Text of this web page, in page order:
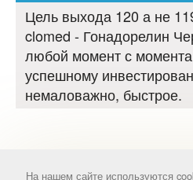
Цель выхода 120 а не
clomed - Гонадорелин
любой момент с
успешному
немаловажно, быстрое.
На нашем сайте используются